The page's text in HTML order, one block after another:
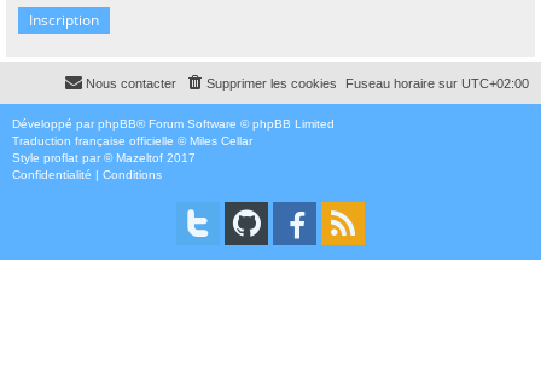
Inscription
Fuseau horaire sur UTC+02:00
Supprimer les cookies
Nous contacter
Développé par phpBB® Forum Software © phpBB Limited
Traduction française officielle ©Miles Cellar
Style proflat par ©Mazeltof 2017
Confidentialité | Conditions